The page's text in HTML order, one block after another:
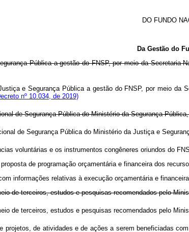
DO FUNDO
Da Gestão do
Pública a gestão do FNSP, por meio da Secretaria
e Segurança Pública a gestão do FNSP, por meio da
nº 10.034, de 2019)
de Segurança Pública do Ministério da Segurança
de Segurança Pública do Ministério da Justiça e
voluntárias e os instrumentos congêneres oriundos do
de programação orçamentária e financeira dos
informações relativas à execução orçamentária e
de terceiros, estudos e pesquisas recomendados pelo
de terceiros, estudos e pesquisas recomendados pelo
projetos, de atividades e de ações a serem beneficiadas